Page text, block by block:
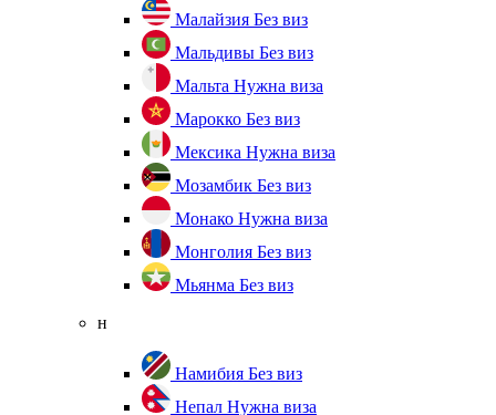
Малайзия Без виз
Мальдивы Без виз
Мальта Нужна виза
Марокко Без виз
Мексика Нужна виза
Мозамбик Без виз
Монако Нужна виза
Монголия Без виз
Мьянма Без виз
н
Намибия Без виз
Непал Нужна виза